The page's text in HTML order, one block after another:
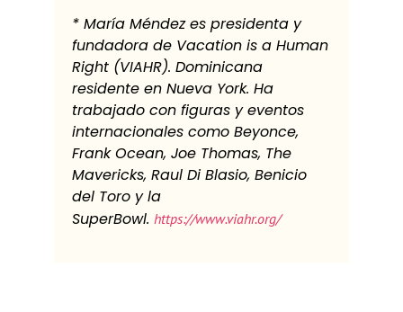
* María Méndez es presidenta y
fundadora de Vacation is a Human
Right (VIAHR). Dominicana
residente en Nueva York. Ha
trabajado con figuras y eventos
internacionales como Beyonce,
Frank Ocean, Joe Thomas, The
Mavericks, Raul Di Blasio, Benicio
del Toro y la
SuperBowl. https://www.viahr.org/